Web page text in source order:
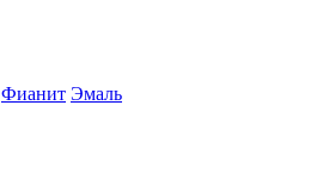
Фианит Эмаль